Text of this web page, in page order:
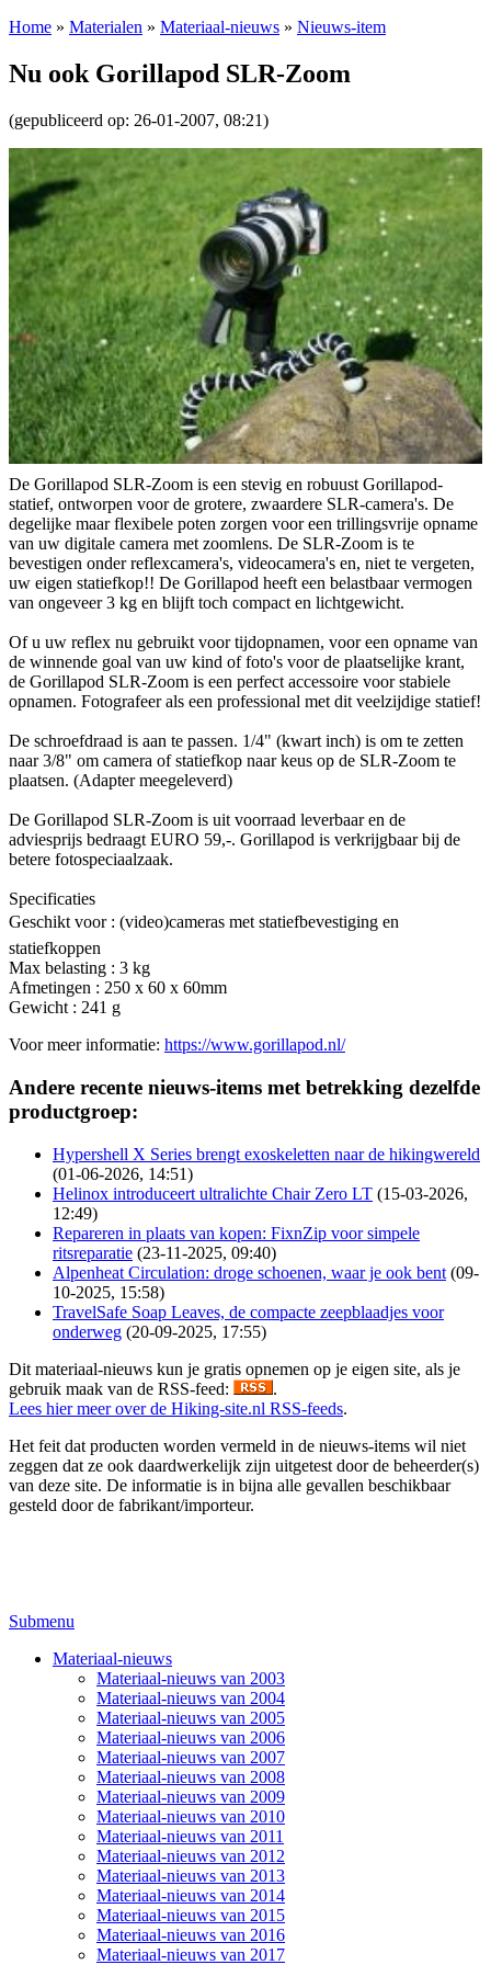
Home » Materialen » Materiaal-nieuws » Nieuws-item
Nu ook Gorillapod SLR-Zoom
(gepubliceerd op: 26-01-2007, 08:21)
De Gorillapod SLR-Zoom is een stevig en robuust Gorillapod-
statief, ontworpen voor de grotere, zwaardere SLR-camera's. De
degelijke maar flexibele poten zorgen voor een trillingsvrije opname
van uw digitale camera met zoomlens. De SLR-Zoom is te
bevestigen onder reflexcamera's, videocamera's en, niet te vergeten,
uw eigen statiefkop!! De Gorillapod heeft een belastbaar vermogen
van ongeveer 3 kg en blijft toch compact en lichtgewicht.
Of u uw reflex nu gebruikt voor tijdopnamen, voor een opname van
de winnende goal van uw kind of foto's voor de plaatselijke krant,
de Gorillapod SLR-Zoom is een perfect accessoire voor stabiele
opnamen. Fotografeer als een professional met dit veelzijdige statief!
De schroefdraad is aan te passen. 1/4" (kwart inch) is om te zetten
naar 3/8" om camera of statiefkop naar keus op de SLR-Zoom te
plaatsen. (Adapter meegeleverd)
De Gorillapod SLR-Zoom is uit voorraad leverbaar en de
adviesprijs bedraagt EURO 59,-. Gorillapod is verkrijgbaar bij de
betere fotospeciaalzaak.
Specificaties
Geschikt voor : (video)cameras met statiefbevestiging en
statiefkoppen
Max belasting : 3 kg
Afmetingen : 250 x 60 x 60mm
Gewicht : 241 g
Voor meer informatie: https://www.gorillapod.nl/
Andere recente nieuws-items met betrekking dezelfde
productgroep:
Hypershell X Series brengt exoskeletten naar de hikingwereld
(01-06-2026, 14:51)
Helinox introduceert ultralichte Chair Zero LT (15-03-2026,
12:49)
Repareren in plaats van kopen: FixnZip voor simpele
ritsreparatie (23-11-2025, 09:40)
Alpenheat Circulation: droge schoenen, waar je ook bent (09-
10-2025, 15:58)
TravelSafe Soap Leaves, de compacte zeepblaadjes voor
onderweg (20-09-2025, 17:55)
Dit materiaal-nieuws kun je gratis opnemen op je eigen site, als je
gebruik maak van de RSS-feed:
.
Lees hier meer over de Hiking-site.nl RSS-feeds.
Het feit dat producten worden vermeld in de nieuws-items wil niet
zeggen dat ze ook daardwerkelijk zijn uitgetest door de beheerder(s)
van deze site. De informatie is in bijna alle gevallen beschikbaar
gesteld door de fabrikant/importeur.
Submenu
Materiaal-nieuws
Materiaal-nieuws van 2003
Materiaal-nieuws van 2004
Materiaal-nieuws van 2005
Materiaal-nieuws van 2006
Materiaal-nieuws van 2007
Materiaal-nieuws van 2008
Materiaal-nieuws van 2009
Materiaal-nieuws van 2010
Materiaal-nieuws van 2011
Materiaal-nieuws van 2012
Materiaal-nieuws van 2013
Materiaal-nieuws van 2014
Materiaal-nieuws van 2015
Materiaal-nieuws van 2016
Materiaal-nieuws van 2017